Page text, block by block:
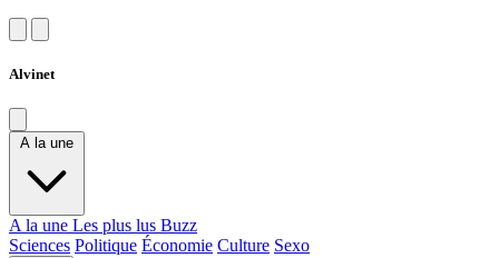
Alvinet
A la une
A la une Les plus lus Buzz
Sciences Politique Économie Culture Sexo